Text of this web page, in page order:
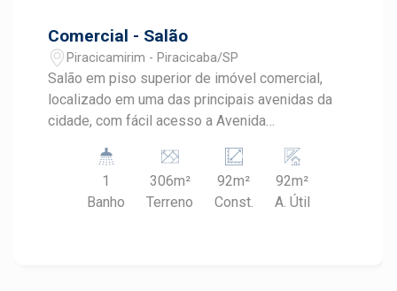
Comercial - Salão
Piracicamirim - Piracicaba/SP
Salão em piso superior de imóvel comercial,
localizado em uma das principais avenidas da
cidade, com fácil acesso a Avenida
Piracicamirim, além de postos de gasolina,
supermercados, comércios e serviços. -
91,51m² de área útil; - 1 banheiro; - Vista livre
1
Banho
306m²
Terreno
92m²
Const.
92m²
A. Útil